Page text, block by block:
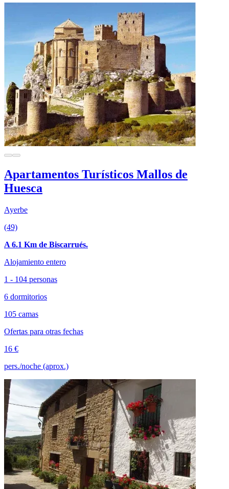
Apartamentos Turísticos Mallos de
Huesca
Ayerbe
(49)
A 6.1 Km de Biscarrués.
Alojamiento entero
1 - 104 personas
6 dormitorios
105 camas
Ofertas para otras fechas
16 €
pers./noche (aprox.)